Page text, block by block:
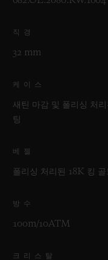
직경
32 mm
케이스
새틴 마감 및 폴리싱 처
팅
베젤
폴리싱 처리된 18K 킹
방수
100m/10ATM
크리스탈